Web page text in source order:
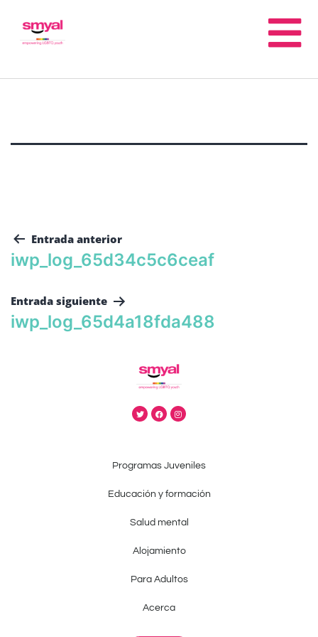
Entrada anterior
iwp_log_65d34c5c6ceaf
Entrada siguiente
iwp_log_65d4a18fda488
Programas Juveniles
Educación y formación
Salud mental
Alojamiento
Para Adultos
Acerca